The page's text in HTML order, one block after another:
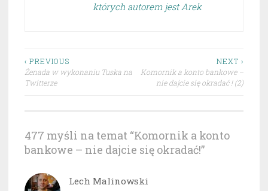
których autorem jest Arek
Nawigacja
wpisu
‹ PREVIOUS
Żenada w wykonaniu Tuska na
Twitterze
NEXT ›
Komornik a konto bankowe –
nie dajcie się okradać ! (2)
477 myśli na temat “Komornik a konto
bankowe – nie dajcie się okradać!”
Lech Malinowski